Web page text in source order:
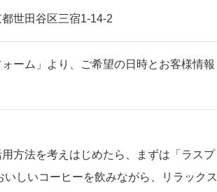
世田谷区三宿1-14-2
ーム」より、ご希望の日時とお客様情報
方法を考えはじめたら、まずは「ラスプ
しいコーヒーを飲みながら、リラックス